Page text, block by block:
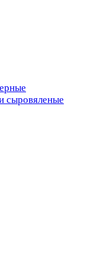
сыровяленые